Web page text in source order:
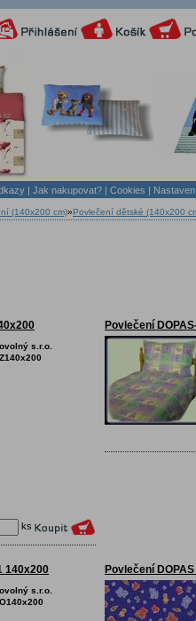
| Jak nakupovat? | Cookies |
(140x200 cm)»Povlečení dětské (140x200
s.r.o.
ks
Povlečení
140x200
s.r.o.
Povlečení